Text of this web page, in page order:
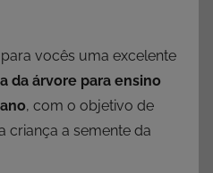
vocês uma excelente
da árvore para ensino
, com o objetivo de
criança a semente da